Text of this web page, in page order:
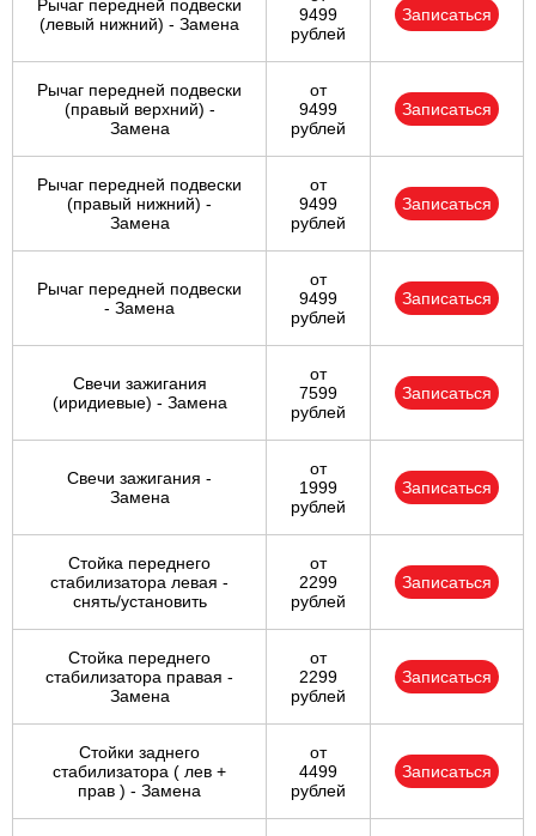
Рычаг передней подвески
(левый нижний) - Замена
9499
рублей
Записаться
Рычаг передней подвески
(правый верхний) -
Замена
от
9499
рублей
Записаться
Рычаг передней подвески
(правый нижний) -
Замена
от
9499
рублей
Записаться
Рычаг передней подвески
- Замена
от
9499
рублей
Записаться
Свечи зажигания
(иридиевые) - Замена
от
7599
рублей
Записаться
Свечи зажигания -
Замена
от
1999
рублей
Записаться
Стойка переднего
стабилизатора левая -
снять/установить
от
2299
рублей
Записаться
Стойка переднего
стабилизатора правая -
Замена
от
2299
рублей
Записаться
Стойки заднего
стабилизатора ( лев +
прав ) - Замена
от
4499
рублей
Записаться